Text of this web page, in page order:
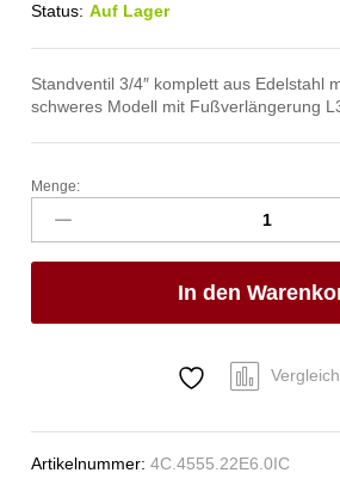
Status: Auf Lager
Standventil 3/4″ komplett aus Edelstahl
schweres Modell mit Fußverlängerung
clarix
Standventil
3/4"
Anzahl
Menge:
In den
Artikelnummer:4C.4555.22E6.0IC